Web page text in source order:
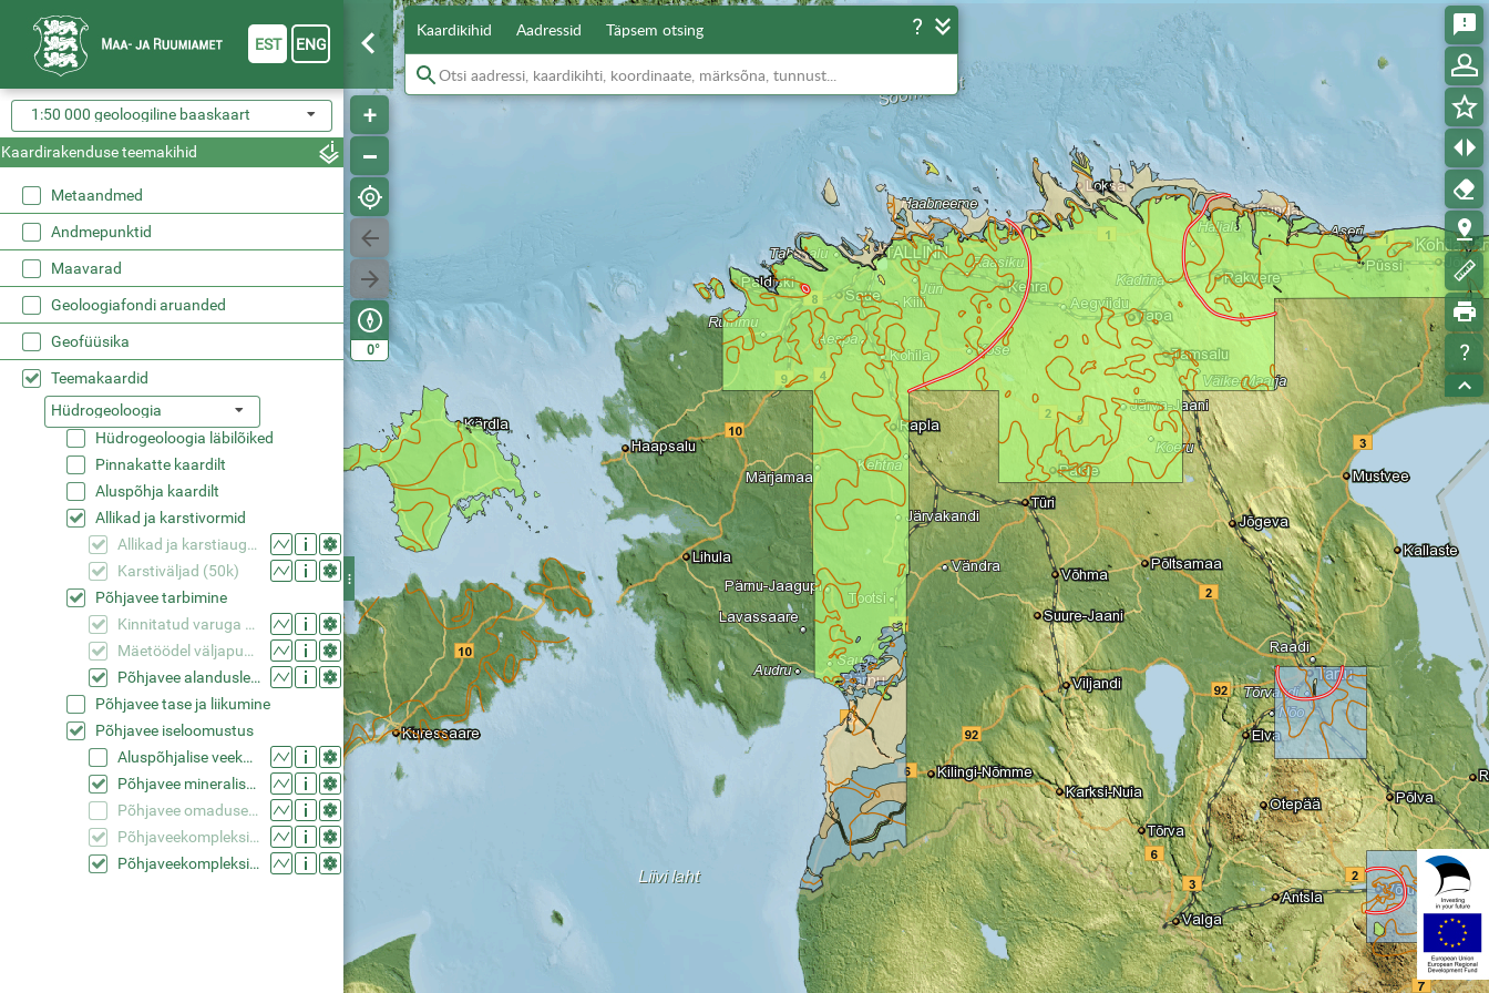
0°
Kaardikihid Aadressid Täpsem otsing
1:50 000 geoloogiline baaskaart
Kaardirakenduse teemakihid
Metaandmed
Andmepunktid
Maavarad
Geoloogiafondi aruanded
Geofüüsika
Teemakaardid
Hüdrogeoloogia
Hüdrogeoloogia läbilõiked
Pinnakatte kaardilt
Aluspõhja kaardilt
Allikad ja karstivormid
Allikad ja karstiaugud (50k)
Karstiväljad (50k)
Põhjavee tarbimine
Kinnitatud varuga veehaarded (50k)
Mäetöödel väljapumbatav vesi (50k)
Põhjavee alanduslehtrid (50k)
Põhjavee tase ja liikumine
Põhjavee iseloomustus
Aluspõhjalise veekompleksi avamused (50k)
Põhjavee mineraliseerumise jooned (50k)
Põhjavee omadused (50k)
Põhjaveekomplekside tüübid (50k)
Põhjaveekomplekside tüübid (50k generaliseeritud)
EST ENG